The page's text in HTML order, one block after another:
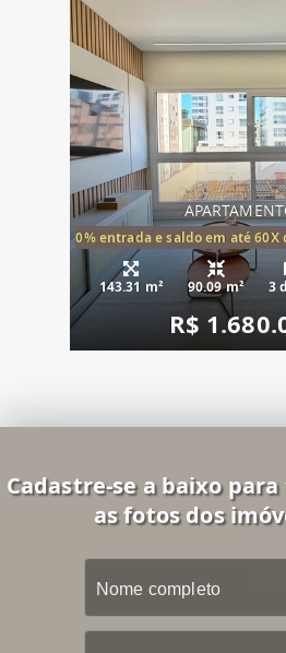
20% entrada e saldo em até 60X
143.31 m² 90.09 m² 3
R$
Cadastre-se a baixo
as fotos dos